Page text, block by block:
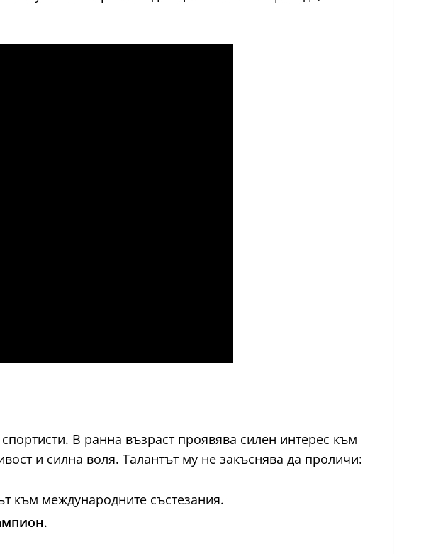
В ранна възраст проявява силен интерес към
и силна воля. Талантът му не закъснява да проличи:
към международните състезания.
.